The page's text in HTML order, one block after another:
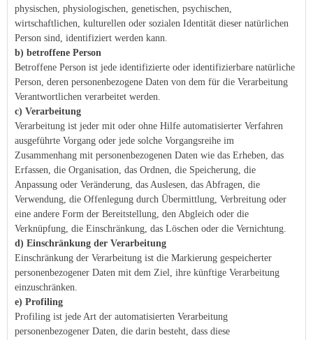
physischen, physiologischen, genetischen, psychischen,
wirtschaftlichen, kulturellen oder sozialen Identität dieser natürlichen
Person sind, identifiziert werden kann.
b) betroffene Person
Betroffene Person ist jede identifizierte oder identifizierbare natürliche
Person, deren personenbezogene Daten von dem für die Verarbeitung
Verantwortlichen verarbeitet werden.
c) Verarbeitung
Verarbeitung ist jeder mit oder ohne Hilfe automatisierter Verfahren
ausgeführte Vorgang oder jede solche Vorgangsreihe im
Zusammenhang mit personenbezogenen Daten wie das Erheben, das
Erfassen, die Organisation, das Ordnen, die Speicherung, die
Anpassung oder Veränderung, das Auslesen, das Abfragen, die
Verwendung, die Offenlegung durch Übermittlung, Verbreitung oder
eine andere Form der Bereitstellung, den Abgleich oder die
Verknüpfung, die Einschränkung, das Löschen oder die Vernichtung.
d) Einschränkung der Verarbeitung
Einschränkung der Verarbeitung ist die Markierung gespeicherter
personenbezogener Daten mit dem Ziel, ihre künftige Verarbeitung
einzuschränken.
e) Profiling
Profiling ist jede Art der automatisierten Verarbeitung
personenbezogener Daten, die darin besteht, dass diese